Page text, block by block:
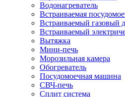
Водонагреватель
Встраиваемая
Встраиваемый газовый
Встраиваемый
Вытяжка
Мини-печь
Морозильная камера
Обогреватель
Посудомоечная машина
СВЧ-печь
Сплит система